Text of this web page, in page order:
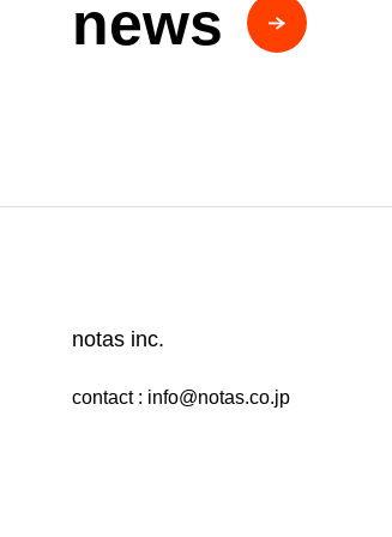
news
notas inc.
contact : info@notas.co.jp